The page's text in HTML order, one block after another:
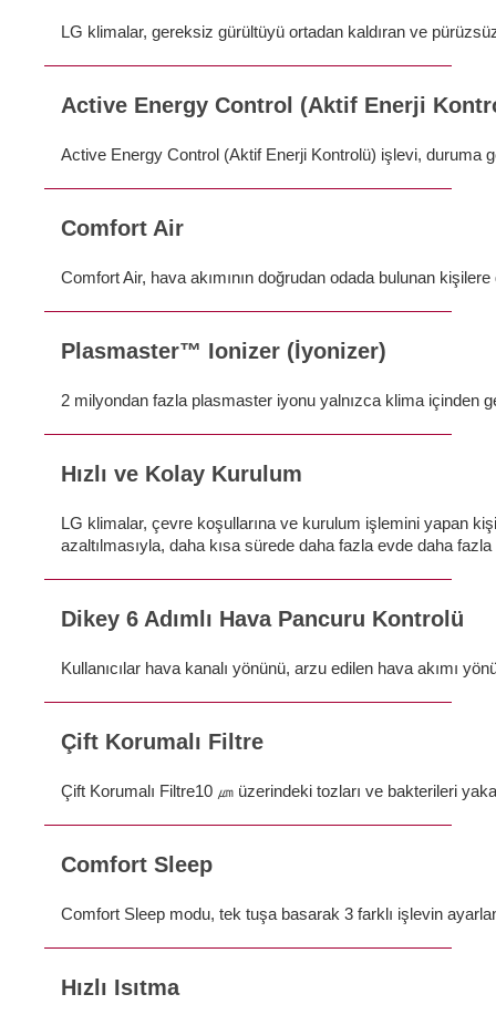
LG klimalar, gereksiz gürültüyü ortadan kaldıran ve
Active Energy Control (Aktif Enerji
Active Energy Control (Aktif Enerji Kontrolü) işlevi, duruma
Comfort Air
Comfort Air, hava akımının doğrudan odada bulunan
Plasmaster™ Ionizer (İyonizer)
2 milyondan fazla plasmaster iyonu yalnızca klima içinden
Hızlı ve Kolay Kurulum
LG klimalar, çevre koşullarına ve kurulum işlemini yapan
azaltılmasıyla, daha kısa sürede daha fazla evde daha
Dikey 6 Adımlı Hava Pancuru Kontrolü
Kullanıcılar hava kanalı yönünü, arzu edilen hava akımı
Çift Korumalı Filtre
Çift Korumalı Filtre10 ㎛ üzerindeki tozları ve bakterileri
Comfort Sleep
Comfort Sleep modu, tek tuşa basarak 3 farklı işlevin
Hızlı Isıtma